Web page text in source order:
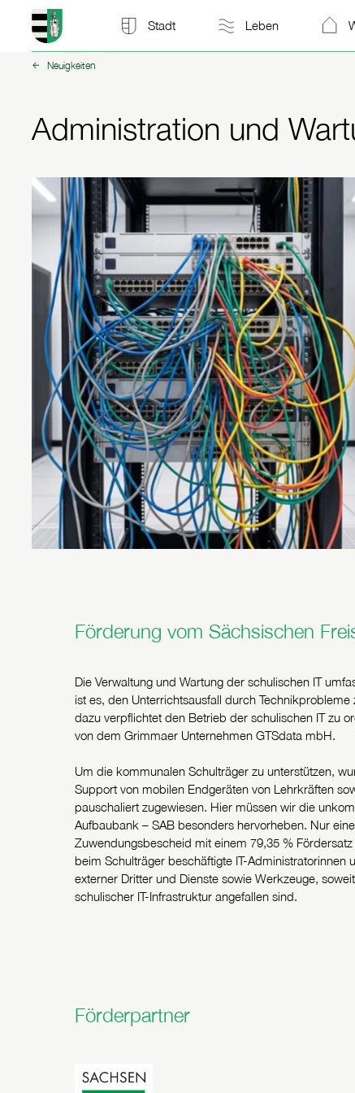
Stadt Kitzscher: zur Startseite
Stadt Leben
zurück zu:
Neuigkeiten
Administration und
Förderung vom Sächsischen
Die Verwaltung und Wartung der schulischen IT
ist es, den Unterrichtsausfall durch
dazu verpflichtet den Betrieb der schulischen IT zu
von dem Grimmaer Unternehmen GTSdata mbH.
Um die kommunalen Schulträger zu unterstützen,
Support von mobilen Endgeräten von Lehrkräften
pauschaliert zugewiesen. Hier müssen wir die
Aufbaubank – SAB besonders hervorheben. Nur
Zuwendungsbescheid mit einem 79,35 %
beim Schulträger beschäftigte IT-
externer Dritter und Dienste sowie Werkzeuge,
schulischer IT-Infrastruktur angefallen sind.
Förderpartner